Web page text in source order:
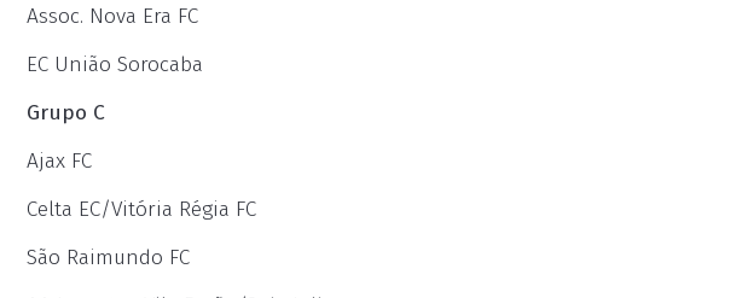
Assoc. Nova Era FC
EC União Sorocaba
Grupo C
Ajax FC
Celta EC/Vitória Régia FC
São Raimundo FC